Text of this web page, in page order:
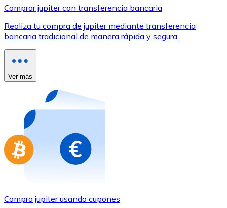
Utiliza tarjetas Visa y Mastercard para comprar
Comprar con tarjeta
Compra tarjetas regalo de tus marcas favoritas con
Ir a la tienda de tarjetas regalo
Comprar jupiter con transferencia bancaria
Realiza tu compra de jupiter mediante transferencia
bancaria tradicional de manera rápida y segura.
Ver más
Compra jupiter usando cupones